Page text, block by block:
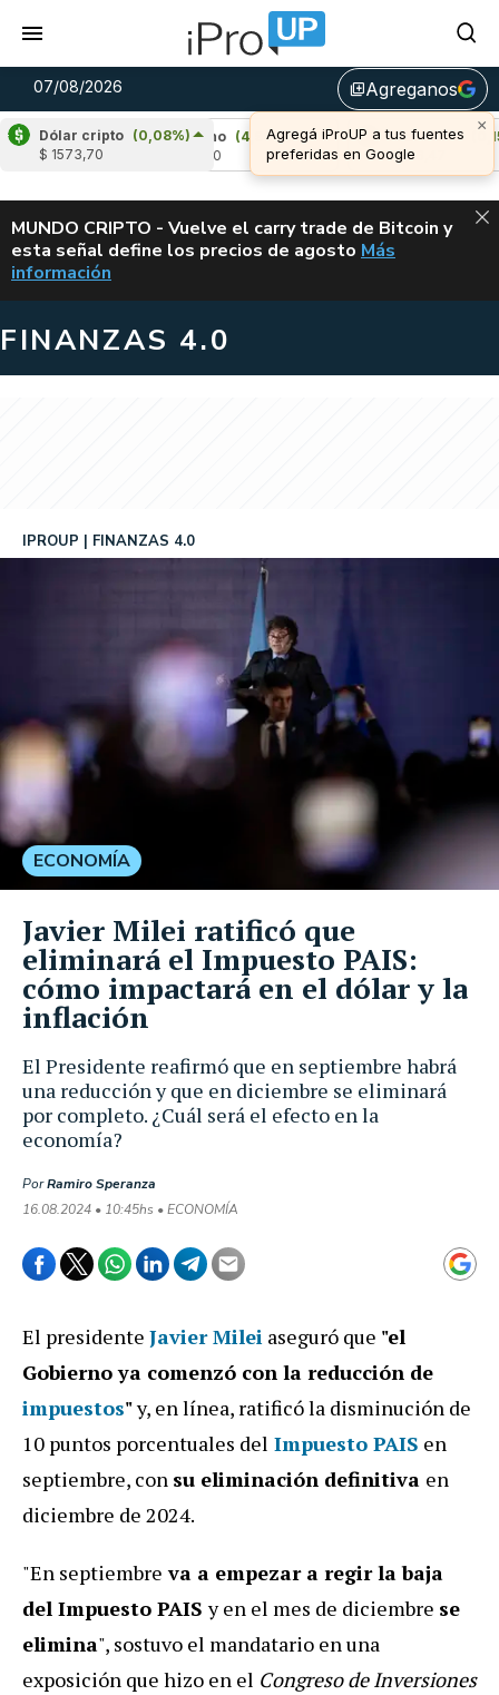
07/08/2026 library_addAgreganos
Dólar cripto (0,08%)
$ 1573,70
Cardano (4,90%)
Avalanche (0,15%)
u$s 6,47
ALERTA
MUNDO CRIPTO - Vuelve el carry trade de Bitcoin y
esta señal define los precios de agosto VUELVE EL
Más
información
FINANZAS 4.0
El Presidente reafirmó que en septiembre habrá
una reducción y que en diciembre se eliminará
por completo. ¿Cuál será el efecto en la
economía?
IPROUP FINANZAS 4.0
PorRamiro Speranza
16.08.2024 • 10:45hs • ECONOMÍA
ECONOMÍA
Javier Milei ratificó que
eliminará el Impuesto PAIS:
cómo impactará en el dólar y la
inflación
El presidente Javier Milei aseguró que "el
Gobierno ya comenzó con la reducción de
impuestos"y, en línea, ratificó la disminución de
10 puntos porcentuales del Impuesto PAIS en
septiembre, con su eliminación definitiva en
diciembre de 2024.
"En septiembre va a empezar a regir la baja
del Impuesto PAISy en el mes de diciembre se
elimina", sostuvo el mandatario en una
exposición que hizo en el Congreso de Inversiones